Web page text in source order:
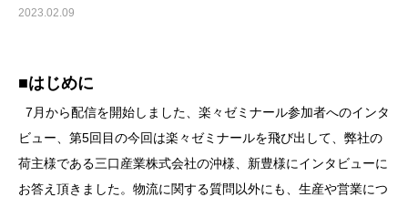
2023.02.09
■はじめに
7月から配信を開始しました、楽々ゼミナール参加者へのインタ
ビュー、第5回目の今回は楽々ゼミナールを飛び出して、弊社の
荷主様である三口産業株式会社の沖様、新豊様にインタビューに
お答え頂きました。物流に関する質問以外にも、生産や営業につ
物流人材